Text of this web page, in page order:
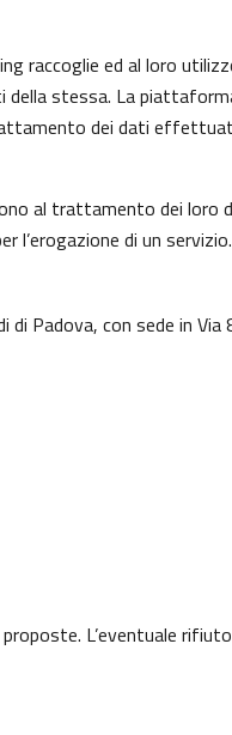
raccoglie ed al loro
della stessa. La
dei dati
al trattamento dei loro
l’erogazione di un servizio.
Padova, con sede in Via
L’eventuale rifiuto